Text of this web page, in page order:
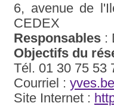
6, avenue de
CEDEX
Responsables :
Objectifs du
Tél. 01 30 75 53
Courriel :
Site Internet :